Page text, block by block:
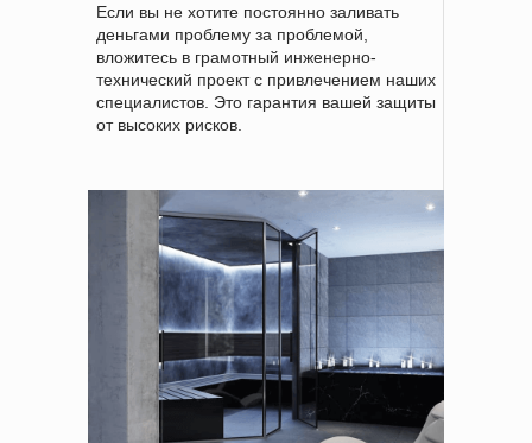
Если вы не хотите постоянно заливать
деньгами проблему за проблемой,
вложитесь в грамотный инженерно-
технический проект с привлечением наших
специалистов. Это гарантия вашей защиты
от высоких рисков.